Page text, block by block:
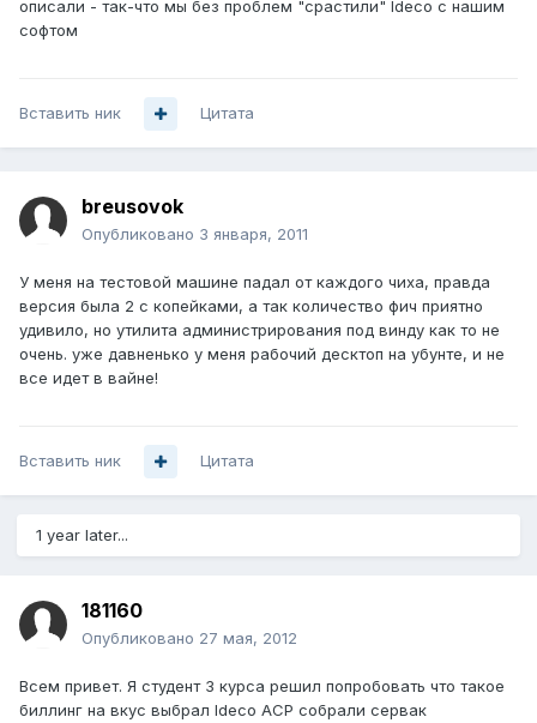
описали - так-что мы без проблем "срастили" Ideco с нашим
софтом
Вставить ник Цитата
breusovok
Опубликовано 3 января, 2011
У меня на тестовой машине падал от каждого чиха, правда
версия была 2 с копейками, а так количество фич приятно
удивило, но утилита администрирования под винду как то не
очень. уже давненько у меня рабочий десктоп на убунте, и не
все идет в вайне!
Вставить ник Цитата
1 year later...
181160
Опубликовано 27 мая, 2012
Всем привет. Я студент 3 курса решил попробовать что такое
биллинг на вкус выбрал Ideco ACP собрали сервак